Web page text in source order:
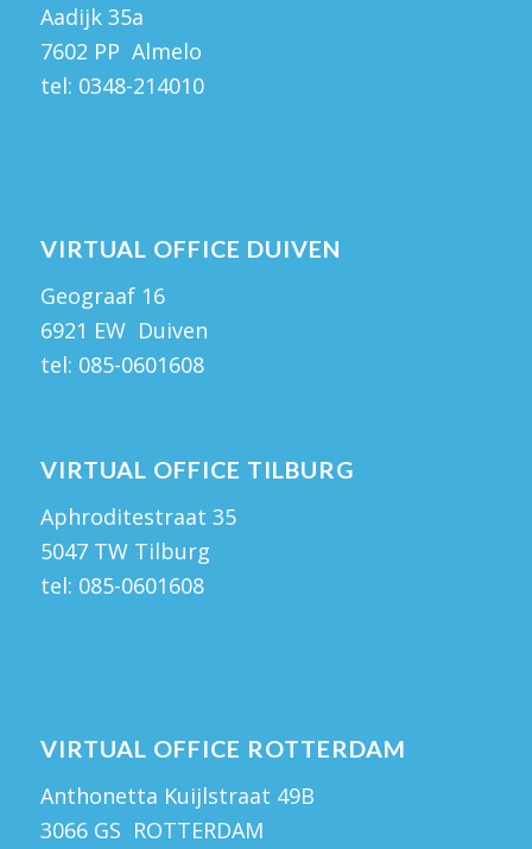
Aadijk 35a
7602 PP Almelo
tel: 0348-214010
VIRTUAL OFFICE DUIVEN
Geograaf 16
6921 EW Duiven
tel: 085-0601608
VIRTUAL OFFICE TILBURG
Aphroditestraat 35
5047 TW Tilburg
tel: 085-0601608
VIRTUAL OFFICE ROTTERDAM
Anthonetta Kuijlstraat 49B
3066 GS ROTTERDAM